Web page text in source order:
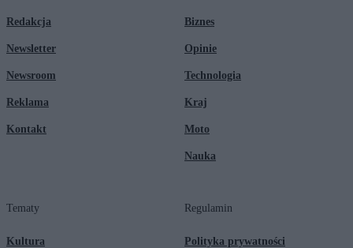
Redakcja
Newsletter
Newsroom
Reklama
Kontakt
Biznes
Opinie
Technologia
Kraj
Moto
Nauka
Tematy
Kultura
Regulamin
Polityka prywatności